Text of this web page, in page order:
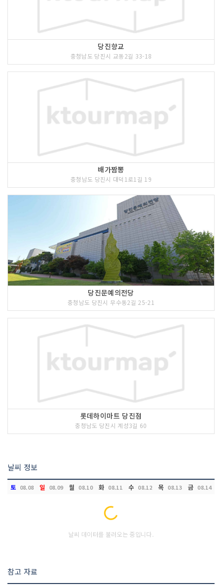
당진향교
충청남도 당진시 교동2길 33-18
배가짬뽕
충청남도 당진시 대덕1로1길 19
당진문예의전당
충청남도 당진시 무수동2길 25-21
롯데하이마트 당진점
충청남도 당진시 계성3길 60
날씨 정보
토 08.08 일 08.09 월 08.10 화 08.11 수 08.12 목 08.13 금 08.14
Loading...
날씨 데이터를 불러오는 중입니다.
참고 자료